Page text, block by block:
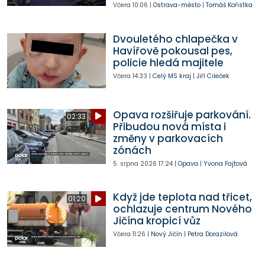
Včera 10:06 | Ostrava-město| Tomáš Kořistka
Dvouletého chlapečka v
Havířově pokousal pes,
policie hledá majitele
Včera 14:33 | Celý MS kraj | Jiří Cileček
02:33
Opava rozšiřuje parkování.
Přibudou nová místa i
změny v parkovacích
zónách
5. srpna 2026 17:24| Opava | Yvona Fajtová
01:20
Když jde teplota nad třicet,
ochlazuje centrum Nového
Jičína kropicí vůz
Včera 11:26 | Nový Jičín | Petra Dorazilová